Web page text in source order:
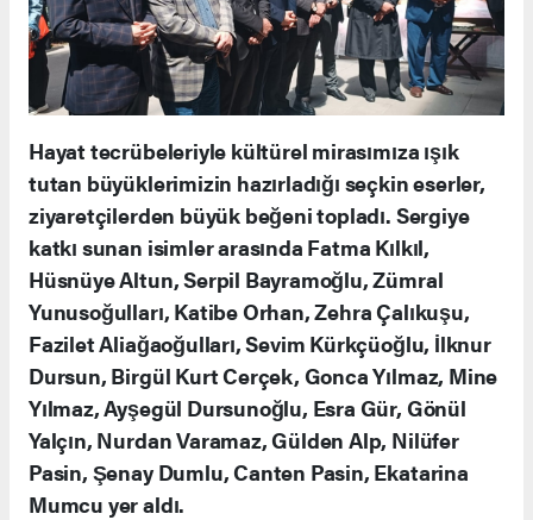
Hayat tecrübeleriyle kültürel mirasımıza ışık
tutan büyüklerimizin hazırladığı seçkin eserler,
ziyaretçilerden büyük beğeni topladı. Sergiye
katkı sunan isimler arasında Fatma Kılkıl,
Hüsnüye Altun, Serpil Bayramoğlu, Zümral
Yunusoğulları, Katibe Orhan, Zehra Çalıkuşu,
Fazilet Aliağaoğulları, Sevim Kürkçüoğlu, İlknur
Dursun, Birgül Kurt Cerçek, Gonca Yılmaz, Mine
Yılmaz, Ayşegül Dursunoğlu, Esra Gür, Gönül
Yalçın, Nurdan Varamaz, Gülden Alp, Nilüfer
Pasin, Şenay Dumlu, Canten Pasin, Ekatarina
Mumcu yer aldı.